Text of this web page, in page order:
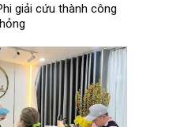
giải cứu thành công